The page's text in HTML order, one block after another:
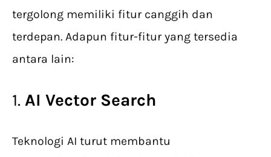
tergolong memiliki fitur canggih dan
terdepan. Adapun fitur-fitur yang tersedia
antara lain:
1. AI Vector Search
Teknologi AI turut membantu